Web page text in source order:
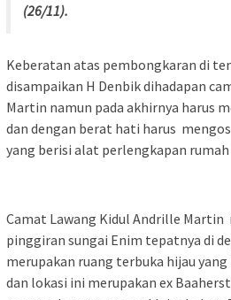
(26/11).
Keberatan atas pembongkaran di
disampaikan H Denbik dihadapan
Martin namun pada akhirnya harus
dan dengan berat hati harus
yang berisi alat perlengkapan
Camat Lawang Kidul Andrille Martin
pinggiran sungai Enim tepatnya di
merupakan ruang terbuka hijau
dan lokasi ini merupakan ex